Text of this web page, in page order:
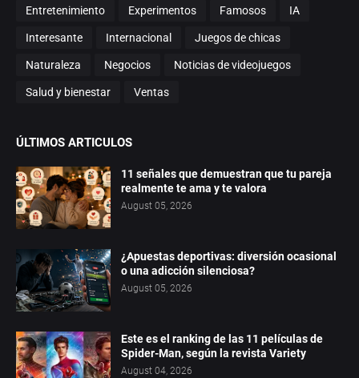
Entretenimiento Experimentos Famosos IA
Interesante Internacional Juegos de chicas
Naturaleza Negocios Noticias de videojuegos
Salud y bienestar Ventas
ÚLTIMOS ARTICULOS
11 señales que demuestran que tu pareja
realmente te ama y te valora
August 05, 2026
¿Apuestas deportivas: diversión ocasional
o una adicción silenciosa?
August 05, 2026
Este es el ranking de las 11 películas de
Spider-Man, según la revista Variety
August 04, 2026